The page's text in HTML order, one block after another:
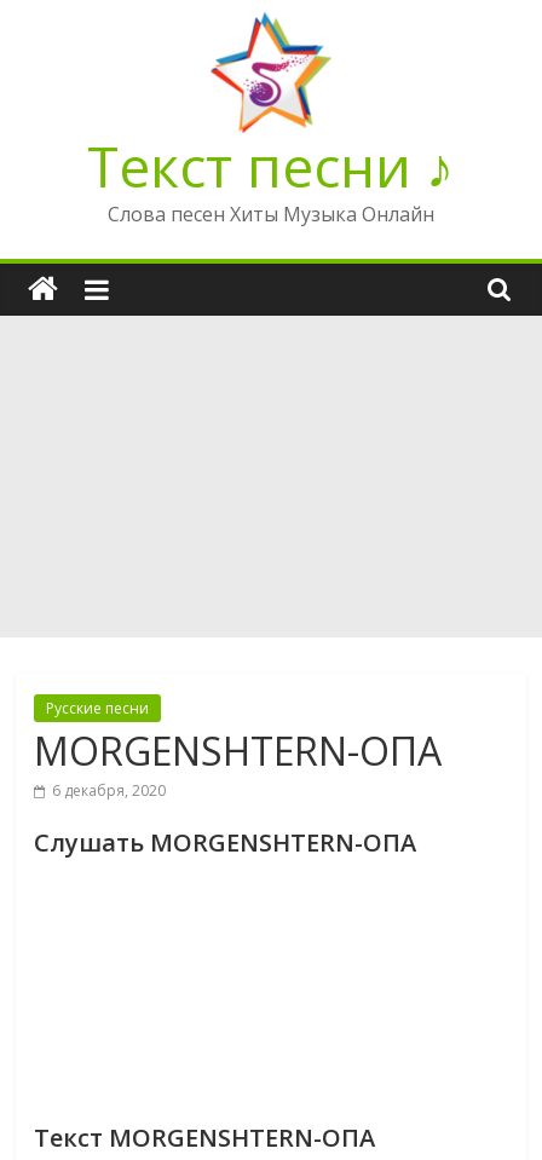
Текст песни ♪
Слова песен Хиты Музыка Онлайн
Русские песни
MORGENSHTERN-ОПА
6 декабря, 2020
Слушать MORGENSHTERN-ОПА
Текст MORGENSHTERN-ОПА